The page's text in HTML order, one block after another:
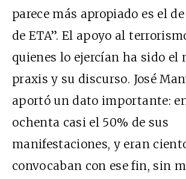
parece más apropiado es el
de ETA”. El apoyo al
quienes lo ejercían ha sido el
praxis y su discurso. José
aportó un dato importante:
ochenta casi el 50% de sus
manifestaciones, y eran
convocaban con ese fin, sin